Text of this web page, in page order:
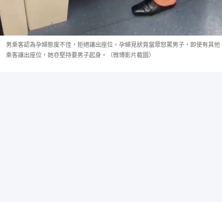
男乘客認為孕婦態度不佳，拒絕讓出座位，孕婦見狀竟當眾怒罵男子，即使有其他
乘客讓出座位，她亦堅持要男子起身。（微博影片截圖）